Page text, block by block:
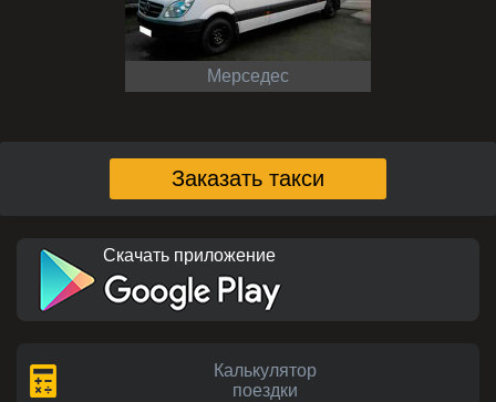
Мерседес
Заказать такси
Скачать приложение
Калькулятор
поездки